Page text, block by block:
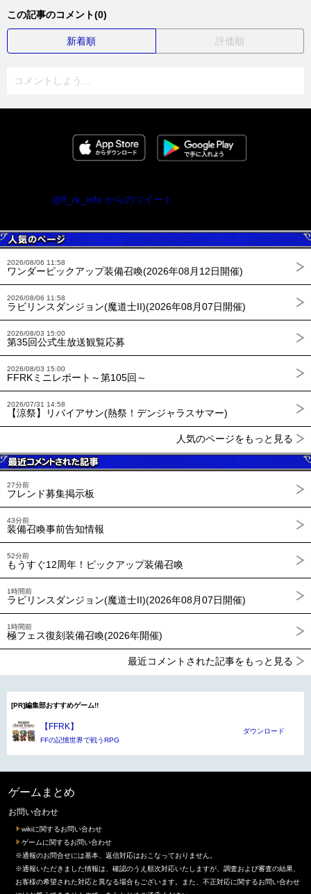
この記事のコメント(0)
新着順 評価順
コメントしよう...
@ff_rk_info からのツイート
2026/08/06 11:58
ワンダーピックアップ装備召喚(2026年08月12日開催)
2026/08/06 11:58
ラビリンスダンジョン(魔道士II)(2026年08月07日開催)
2026/08/03 15:00
第35回公式生放送観覧応募
2026/08/03 15:00
FFRKミニレポート～第105回～
2026/07/31 14:58
【涼祭】リバイアサン(熱祭！デンジャラスサマー)
人気のページをもっと見る
27分前
フレンド募集掲示板
43分前
装備召喚事前告知情報
52分前
もうすぐ12周年！ピックアップ装備召喚
1時間前
ラビリンスダンジョン(魔道士II)(2026年08月07日開催)
1時間前
極フェス復刻装備召喚(2026年開催)
最近コメントされた記事をもっと見る
[PR]編集部おすすめゲーム!!
【FFRK】
FFの記憶世界で戦うRPG
ダウンロード
ゲームまとめ
お問い合わせ
wikiに関するお問い合わせ
ゲームに関するお問い合わせ
※通報のお問合せには基本、返信対応はおこなっておりません。
※通報いただきました情報は、確認のうえ順次対応いたしますが、調査および審査の結果、
お客様の希望された対応と異なる場合もございます。また、不正対応に関するお問い合わせ